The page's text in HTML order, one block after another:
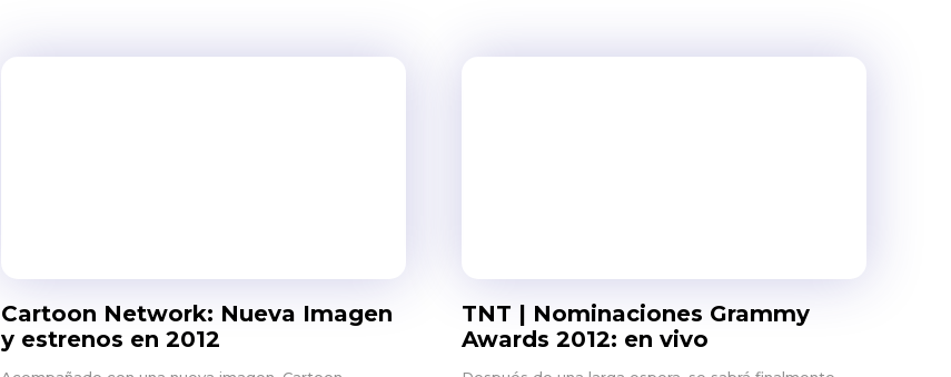
Cartoon Network: Nueva Imagen
y estrenos en 2012
TNT | Nominaciones Grammy
Awards 2012: en vivo